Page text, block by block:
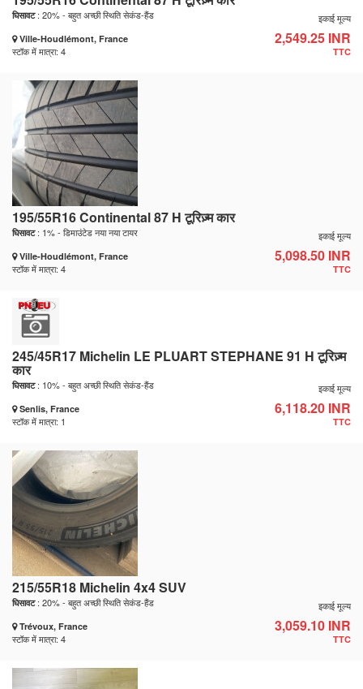
घिसावट: 20% - बहुत अच्छी स्थिति सेकंड-हैंड
Ville-Houdlémont, France
स्टॉक में मात्रा: 4
इकाई मूल्य
2,549.25 INR
TTC
195/55R16 Continental 87 H टूरिज़्म कार
घिसावट: 1% - डिमाउंटेड नया नया टायर
Ville-Houdlémont, France
स्टॉक में मात्रा: 4
इकाई मूल्य
5,098.50 INR
TTC
245/45R17 Michelin LE PLUART STEPHANE 91 H टूरिज़्म
कार
घिसावट: 10% - बहुत अच्छी स्थिति सेकंड-हैंड
Senlis, France
स्टॉक में मात्रा: 1
इकाई मूल्य
6,118.20 INR
TTC
215/55R18 Michelin 4x4 SUV
घिसावट: 20% - बहुत अच्छी स्थिति सेकंड-हैंड
Trévoux, France
स्टॉक में मात्रा: 4
इकाई मूल्य
3,059.10 INR
TTC